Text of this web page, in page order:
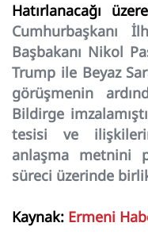
Hatırlanacağı
Cumhurbaşkanı
Başbakanı Nikol
Trump ile Beyaz
görüşmenin
Bildirge
tesisi ve
anlaşma metnini
süreci üzerinde
Kaynak: Ermeni